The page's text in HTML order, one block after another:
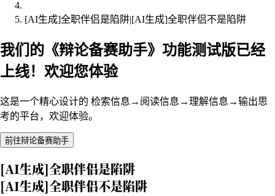
[AI生成]全职伴侣是陷阱|[AI生成]全职伴侣不是陷阱
我们的《辩论备赛助手》功能测试版已经
上线！欢迎您体验
这是一个精心设计的 检索信息→阅读信息→理解信息→输出思
考的平台，欢迎体验。
前往辩论备赛助手
[AI生成]全职伴侣是陷阱
[AI生成]全职伴侣不是陷阱